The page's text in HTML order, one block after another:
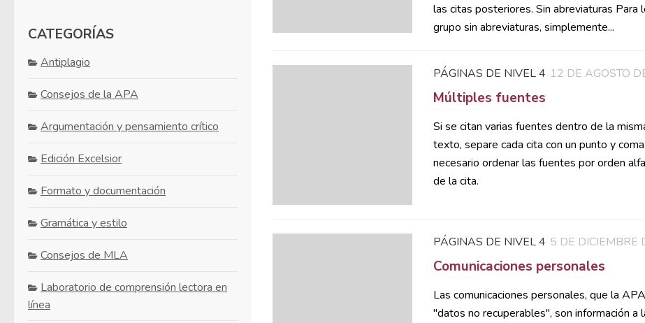
las citas posteriores. Sin abreviaturas Para
grupo sin abreviaturas, simplemente...
PÁGINAS DE NIVEL 4 12 DE AGOSTO
Múltiples fuentes
Si se citan varias fuentes dentro de la
texto, separe cada cita con un punto y
necesario ordenar las fuentes por orden
de la cita.
PÁGINAS DE NIVEL 4 5 DE DICIEMBRE
Comunicaciones personales
Las comunicaciones personales, que la
"datos no recuperables", son información a
CATEGORÍAS
Antiplagio
Consejos de la APA
Argumentación y pensamiento crítico
Edición Excelsior
Formato y documentación
Gramática y estilo
Consejos de MLA
Laboratorio de comprensión lectora en
línea